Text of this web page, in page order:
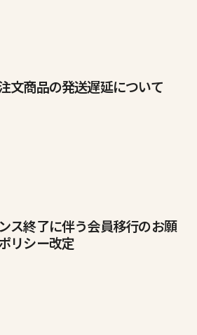
文商品の発送遅延について
ス終了に伴う会員移行のお願
リシー改定